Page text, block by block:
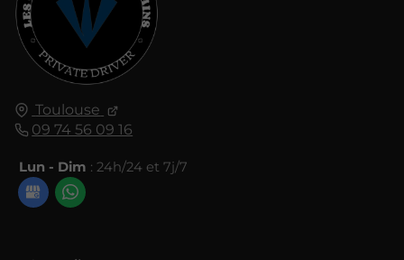
Toulouse
09 74 56 09 16
Lun - Dim : 24h/24 et 7j/7